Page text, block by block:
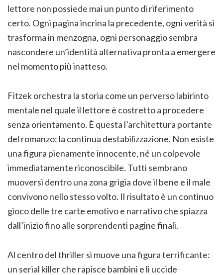
lettore non possiede mai un punto di riferimento
certo. Ogni pagina incrina la precedente, ogni verità si
trasforma in menzogna, ogni personaggio sembra
nascondere un’identità alternativa pronta a emergere
nel momento più inatteso.
Fitzek orchestra la storia come un perverso labirinto
mentale nel quale il lettore è costretto a procedere
senza orientamento. È questa l’architettura portante
del romanzo: la continua destabilizzazione. Non esiste
una figura pienamente innocente, né un colpevole
immediatamente riconoscibile. Tutti sembrano
muoversi dentro una zona grigia dove il bene e il male
convivono nello stesso volto. Il risultato è un continuo
gioco delle tre carte emotivo e narrativo che spiazza
dall’inizio fino alle sorprendenti pagine finali.
Al centro del thriller si muove una figura terrificante:
un serial killer che rapisce bambini e li uccide